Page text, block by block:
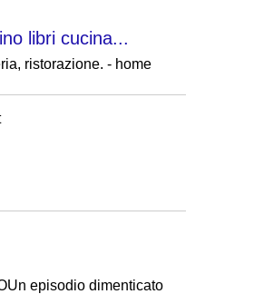
libri cucina...
ristorazione. - home
episodio dimenticato